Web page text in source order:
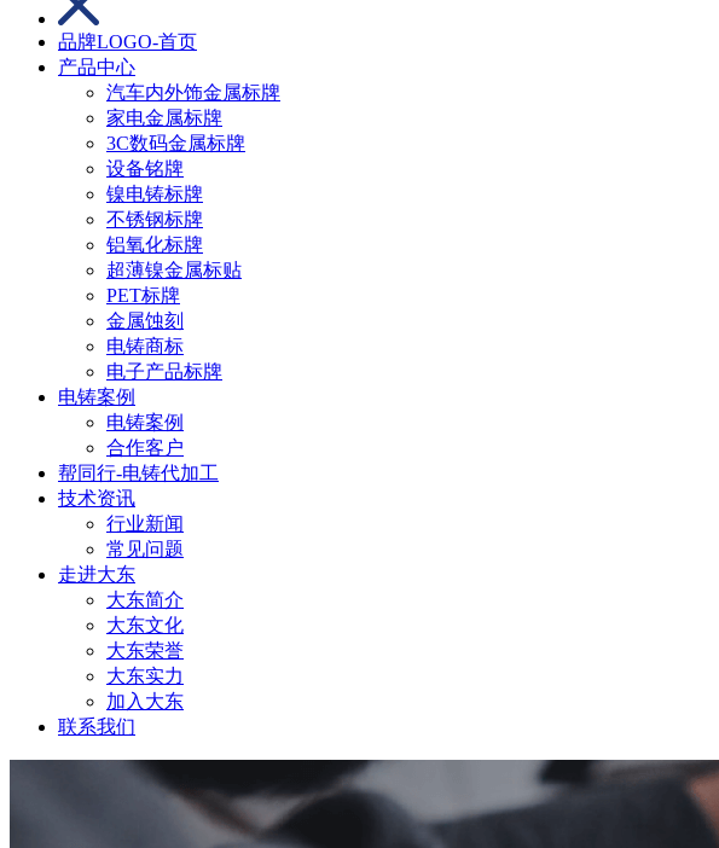
品牌LOGO-首页
产品中心
汽车内外饰金属标牌
家电金属标牌
3C数码金属标牌
设备铭牌
镍电铸标牌
不锈钢标牌
铝氧化标牌
超薄镍金属标贴
PET标牌
金属蚀刻
电铸商标
电子产品标牌
电铸案例
电铸案例
合作客户
帮同行-电铸代加工
技术资讯
行业新闻
常见问题
走进大东
大东简介
大东文化
大东荣誉
大东实力
加入大东
联系我们